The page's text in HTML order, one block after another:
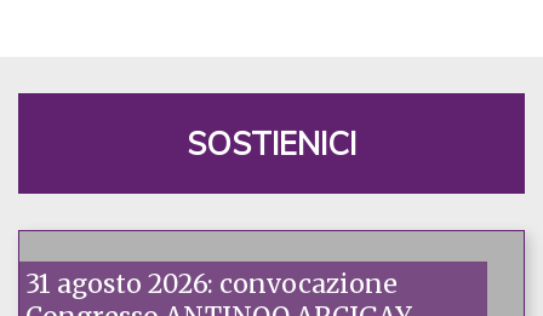
SOSTIENICI
31 agosto 2026: convocazione